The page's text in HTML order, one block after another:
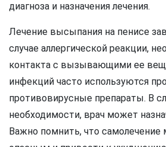
диагноза и назначения лечения.
Лечение высыпания на пенисе
случае аллергической реакции,
контакта с вызывающими ее
инфекций часто используются
противовирусные препараты. В
необходимости, врач может
Важно помнить, что